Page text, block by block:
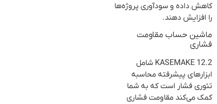
کاهش داده و سودآوری پروژه‌ها
را افزایش دهند.
ماشین حساب مقاومت
فشاری
KASEMAKE 12.2 شامل
ابزارهای پیشرفته محاسبه
تئوری فشار است که به شما
کمک می‌کند مقاومت فشاری